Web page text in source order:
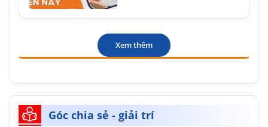
Xem thêm
Góc chia sẻ - giải trí